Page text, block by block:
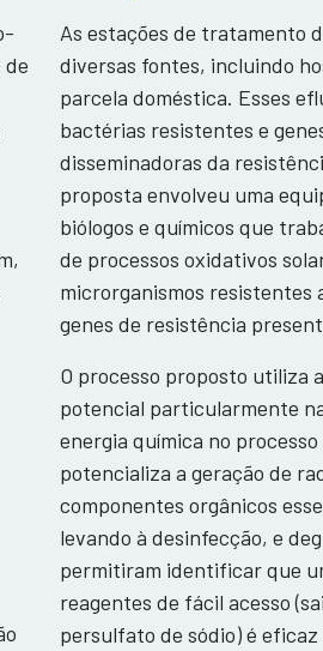
de
As estações de tratamento
diversas fontes, incluindo
parcela doméstica. Esses
bactérias resistentes e
disseminadoras da
proposta envolveu uma
biólogos e químicos que
de processos oxidativos
microrganismos resistentes
genes de resistência
O processo proposto utiliza
potencial particularmente
energia química no
potencializa a geração de
componentes orgânicos
levando à desinfecção, e
permitiram identificar que
reagentes de fácil acesso
persulfato de sódio) é